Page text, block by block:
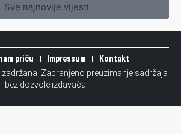
Sve najnovije vijesti
priču Impressum
Kontakt
zadržana. Zabranjeno preuzimanje sadržaja
bez dozvole izdavača.